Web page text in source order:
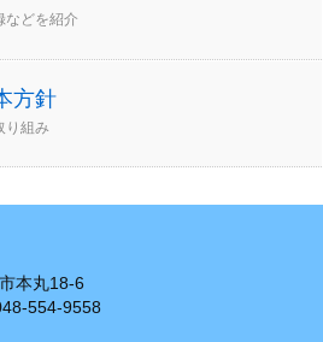
などを紹介
方針
り組み
本丸18-6
554-9558